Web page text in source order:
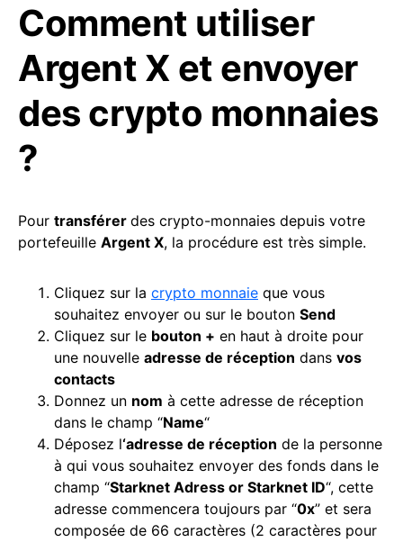
Comment utiliser
Argent X et envoyer
des crypto monnaies
?
Pour transférer des crypto-monnaies depuis votre
portefeuille Argent X, la procédure est très simple.
Cliquez sur la crypto monnaie que vous
souhaitez envoyer ou sur le bouton Send
Cliquez sur le bouton + en haut à droite pour
une nouvelle adresse de réception dans vos
contacts
Donnez un nom à cette adresse de réception
dans le champ “Name“
Déposez l‘adresse de réception de la personne
à qui vous souhaitez envoyer des fonds dans le
champ “Starknet Adress or Starknet ID“, cette
adresse commencera toujours par “0x” et sera
composée de 66 caractères (2 caractères pour